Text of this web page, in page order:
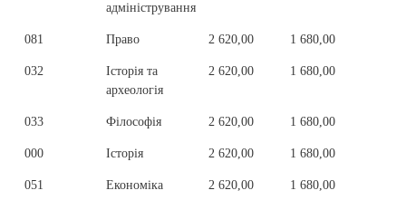
адміністрування
081 Право 2 620,00 1 680,00
032
Історія та
археологія
2 620,00 1 680,00
033 Філософія 2 620,00 1 680,00
000 Історія 2 620,00 1 680,00
051 Економіка 2 620,00 1 680,00